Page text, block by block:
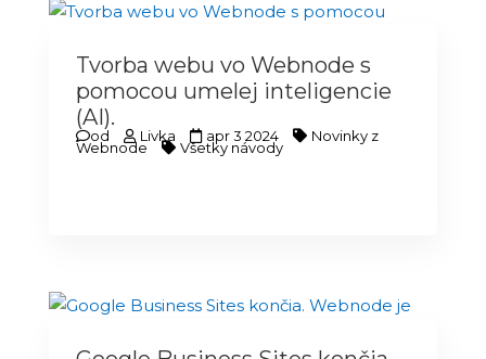
Tvorba webu vo Webnode s
pomocou umelej inteligencie
(AI).
od Livka apr 3 2024 Novinky z
Webnode Všetky návody